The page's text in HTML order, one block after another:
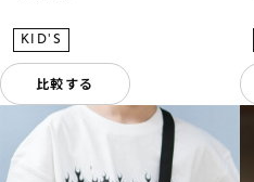
比較する